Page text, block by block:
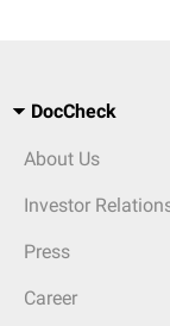
DocCheck
About Us
Investor
Press
Career